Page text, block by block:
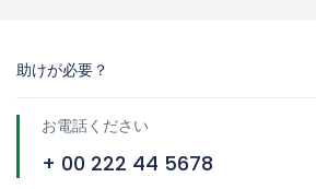
助けが必要？
お電話ください
+ 00 222 44 5678